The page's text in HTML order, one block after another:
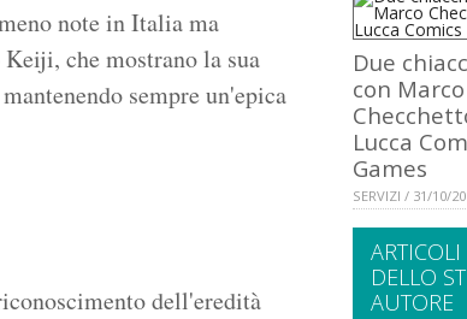
note in Italia ma
che mostrano la sua
sempre un'epica
dell'eredità
Due
con Marco
Lucca
Games
SERVIZI / 31/10/
ARTICOLI
DELLO
AUTORE